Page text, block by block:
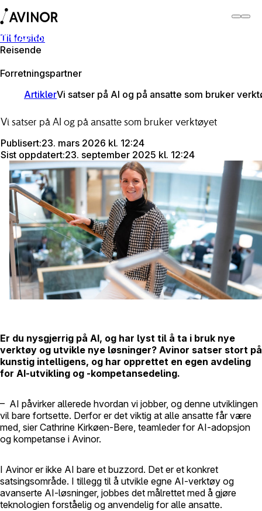
Til forside
Reisende
Forretningspartner
Om Avinor
ArtiklerVi satser på AI og på ansatte som bruker
Vi satser på AI og på ansatte som bruker verktøyet
Publisert:23. mars 2026 kl. 12:24
Sist oppdatert:23. september 2025 kl. 12:24
Er du nysgjerrig på AI, og har lyst til å ta i bruk nye
verktøy og utvikle nye løsninger? Avinor satser stort på
kunstig intelligens, og har opprettet en egen avdeling
for AI-utvikling og -kompetansedeling.
– AI påvirker allerede hvordan vi jobber, og denne utviklingen
vil bare fortsette. Derfor er det viktig at alle ansatte får være
med, sier Cathrine Kirkøen-Bere, teamleder for AI-adopsjon
og kompetanse i Avinor.
I Avinor er ikke AI bare et buzzord. Det er et konkret
satsingsområde. I tillegg til å utvikle egne AI-verktøy og
avanserte AI-løsninger, jobbes det målrettet med å gjøre
teknologien forståelig og anvendelig for alle ansatte.